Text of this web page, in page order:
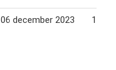
06 december 2023 18